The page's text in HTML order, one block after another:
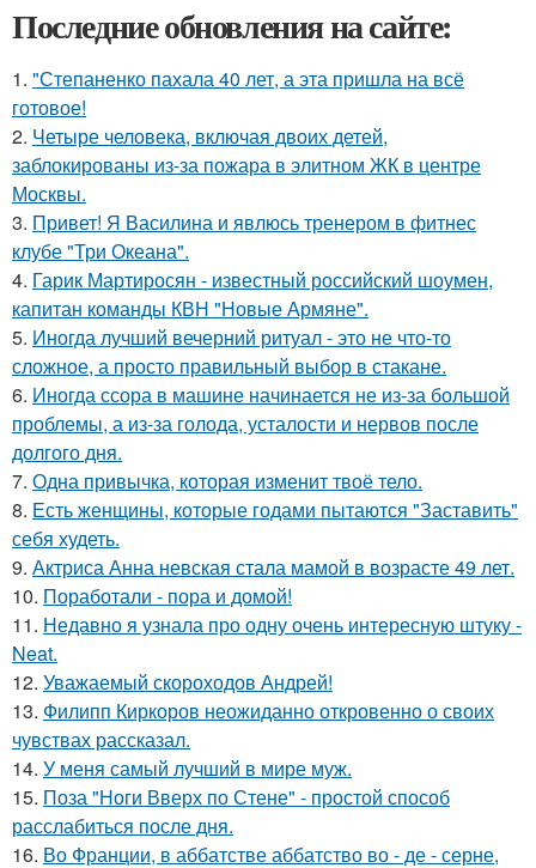
Последние обновления на сайте:
1. "Степаненко пахала 40 лет, а эта пришла на всё
готовое!
2. Четыре человека, включая двоих детей,
заблокированы из-за пожара в элитном ЖК в центре
Москвы.
3. Привет! Я Василина и явлюсь тренером в фитнес
клубе "Три Океана".
4. Гарик Мартиросян - известный российский шоумен,
капитан команды КВН "Новые Армяне".
5. Иногда лучший вечерний ритуал - это не что-то
сложное, а просто правильный выбор в стакане.
6. Иногда ссора в машине начинается не из-за большой
проблемы, а из-за голода, усталости и нервов после
долгого дня.
7. Одна привычка, которая изменит твоё тело.
8. Есть женщины, которые годами пытаются "Заставить"
себя худеть.
9. Актриса Анна невская стала мамой в возрасте 49 лет.
10. Поработали - пора и домой!
11. Недавно я узнала про одну очень интересную штуку -
Neat.
12. Уважаемый скороходов Андрей!
13. Филипп Киркоров неожиданно откровенно о своих
чувствах рассказал.
14. У меня самый лучший в мире муж.
15. Поза "Ноги Вверх по Стене" - простой способ
расслабиться после дня.
16. Во Франции, в аббатстве аббатство во - де - серне,